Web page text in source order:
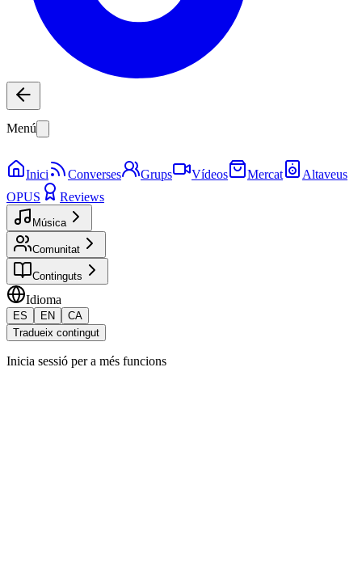
Menú
Inici Converses Grups Vídeos Mercat
Altaveus
OPUS
Reviews
Música
Comunitat
Continguts
Idioma
ES EN
CA
Tradueix contingut
Inicia sessió per a més funcions